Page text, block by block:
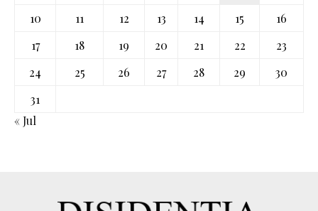
10
11 12 13 14 15
16
17
18 19 20 21 22
23
24
25 26 27 28 29
30
31
« Jul